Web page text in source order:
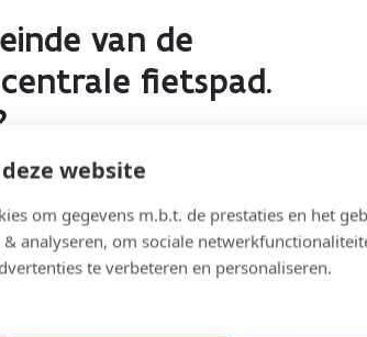
website
om gegevens m.b.t. de prestaties en het
analyseren, om sociale
te verbeteren en personaliseren.
van de
fietspad.
conflictpunten worden door deze
fietsers veilig op en van het centraal
wachten aan een
route over meer dan een